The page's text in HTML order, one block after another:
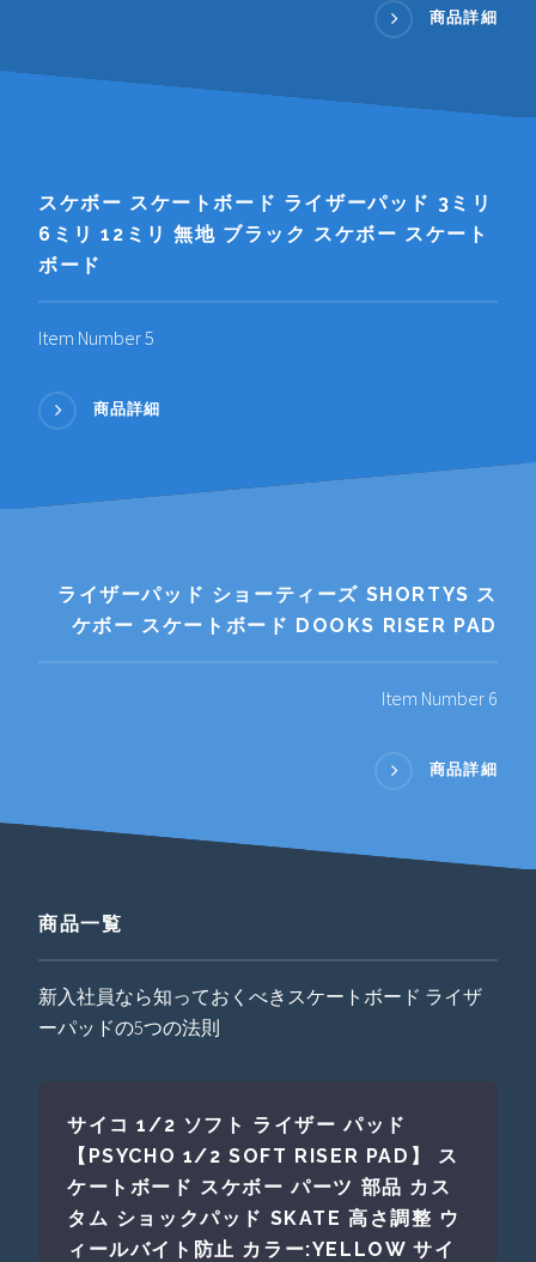
商品詳細
スケボー スケートボード ライザーパッド 3ミリ
6ミリ 12ミリ 無地 ブラック スケボー スケート
ボード
Item Number 5
商品詳細
ライザーパッド ショーティーズ SHORTYS ス
ケボー スケートボード DOOKS RISER PAD
Item Number 6
商品詳細
商品一覧
新入社員なら知っておくべきスケートボード ライザ
ーパッドの5つの法則
サイコ 1/2 ソフト ライザー パッド
【PSYCHO 1/2 SOFT RISER PAD】 ス
ケートボード スケボー パーツ 部品 カス
タム ショックパッド SKATE 高さ調整 ウ
ィールバイト防止 カラー:YELLOW サイ